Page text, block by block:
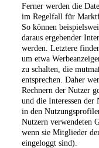
Ferner werden die
im Regelfall für
So können
daraus ergebender
werden. Letztere
um etwa
zu schalten, die
entsprechen. Daher
Rechnern der Nutzer
und die Interessen der
in den
Nutzern verwendeten
wenn sie Mitglieder
eingeloggt sind).